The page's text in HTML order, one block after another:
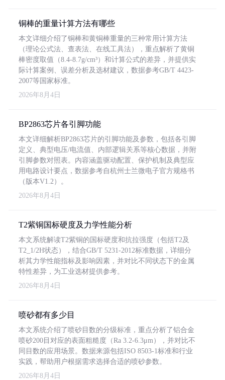
铜棒的重量计算方法有哪些
本文详细介绍了铜棒和黄铜棒重量的三种常用计算方法
（理论公式法、查表法、在线工具法），重点解析了黄铜
棒密度取值（8.4-8.7g/cm³）和计算公式的差异，并提供实
际计算案例、误差分析及选材建议，数据参考GB/T 4423-
2007等国家标准。
2026年8月4日
BP2863芯片各引脚功能
本文详细解析BP2863芯片的引脚功能及参数，包括各引脚
定义、典型电压/电流值、内部逻辑关系等核心数据，并附
引脚参数对照表。内容涵盖驱动配置、保护机制及典型应
用电路设计要点，数据参考自杭州士兰微电子官方规格书
（版本V1.2）。
2026年8月4日
T2紫铜国标硬度及力学性能分析
本文系统解读T2紫铜的国标硬度和抗拉强度（包括T2及
T2_1/2H状态），结合GB/T 5231-2012标准数据，详细分
析其力学性能指标及影响因素，并对比不同状态下的金属
特性差异，为工业选材提供参考。
2026年8月4日
喷砂都有多少目
本文系统介绍了喷砂目数的分级标准，重点分析了铝合金
喷砂200目对应的表面粗糙度（Ra 3.2-6.3μm），并对比不
同目数的应用场景。数据来源包括ISO 8503-1标准和行业
实践，帮助用户根据需求选择合适的喷砂参数。
2026年8月4日